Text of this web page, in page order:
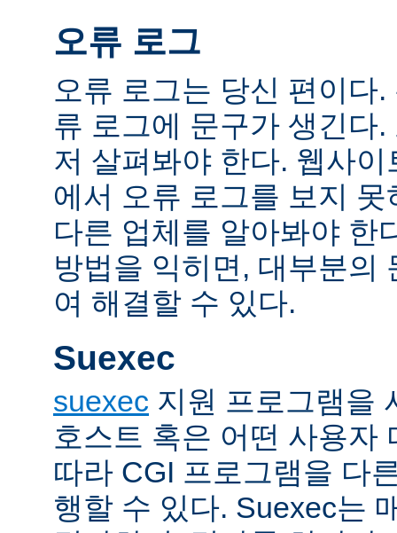
오류 로그
오류 로그는 당신 편이다
류 로그에 문구가 생긴다
저 살펴봐야 한다. 웹사
에서 오류 로그를 보지
다른 업체를 알아봐야 한
방법을 익히면, 대부분의
여 해결할 수 있다.
Suexec
suexec 지원 프로그램을
호스트 혹은 어떤 사용자
따라 CGI 프로그램을 다
행할 수 있다. Suexec는